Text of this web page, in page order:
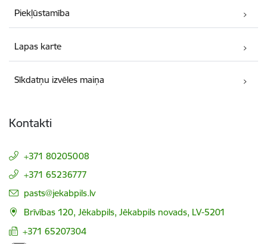
Piekļūstamība
Lapas karte
Sīkdatņu izvēles maiņa
Kontakti
+371 80205008
+371 65236777
E-pasts:
pasts@jekabpils.lv
Brīvības 120, Jēkabpils, Jēkabpils novads, LV-5201
+371 65207304